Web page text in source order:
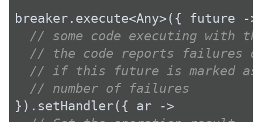
breaker.execute<Any>({ future ->
// some code executing with
// the code reports failures
// if this future is marked as
// number of failures
}).setHandler({ ar ->